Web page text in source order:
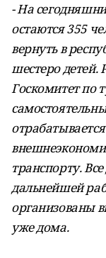
- На
остаются 355
вернуть в
шестеро детей.
Госкомитет по
транспорту.
дальнейшей
организованы
уже дома.